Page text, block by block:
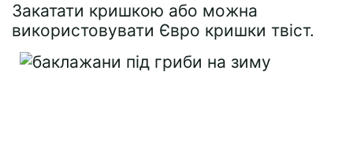
Закатати кришкою або можна
використовувати Євро кришки твіст.